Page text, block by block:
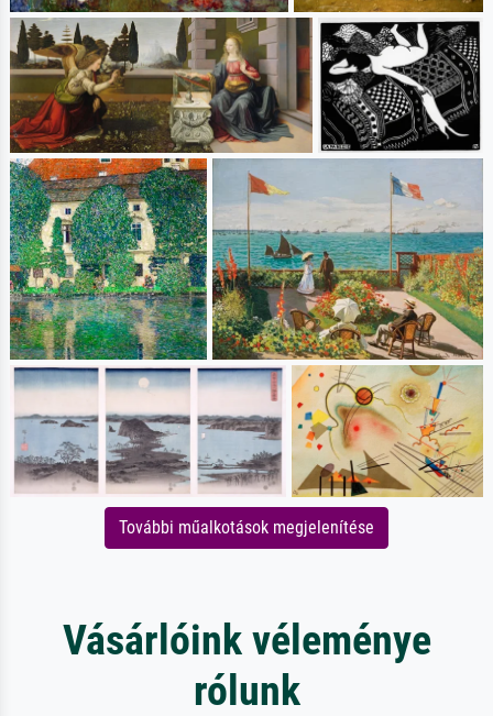
További műalkotások megjelenítése
Vásárlóink véleménye
rólunk